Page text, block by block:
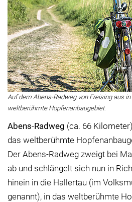
Auf dem Abens-Radweg von Freising aus in
weltberühmte Hopfenanbaugebiet.
Abens-Radweg (ca. 66
das weltberühmte
Der Abens-Radweg zweigt bei
ab und schlängelt sich nun in
hinein in die Hallertau (im
genannt), in das weltberühmte